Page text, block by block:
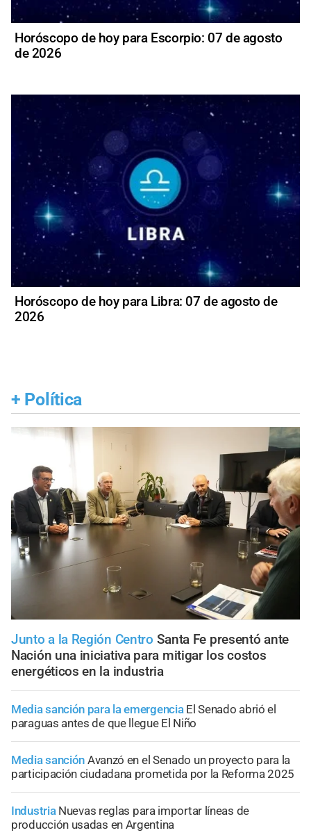
Horóscopo de hoy para Escorpio: 07 de agosto
de 2026
Horóscopo de hoy para Libra: 07 de agosto de
2026
+ Política
Junto a la Región Centro Santa Fe presentó ante
Nación una iniciativa para mitigar los costos
energéticos en la industria
Media sanción para la emergencia El Senado abrió el
paraguas antes de que llegue El Niño
Media sanción Avanzó en el Senado un proyecto para la
participación ciudadana prometida por la Reforma 2025
Industria Nuevas reglas para importar líneas de
producción usadas en Argentina